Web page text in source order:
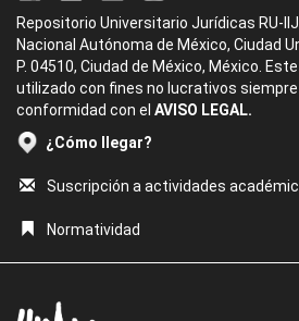
Repositorio Universitario Jurídicas RU-
Nacional Autónoma de México, Ciudad
P. 04510, Ciudad de México, México.
utilizado con fines no lucrativos
conformidad con el AVISO LEGAL.
¿Cómo llegar?
Suscripción a actividades
Normatividad